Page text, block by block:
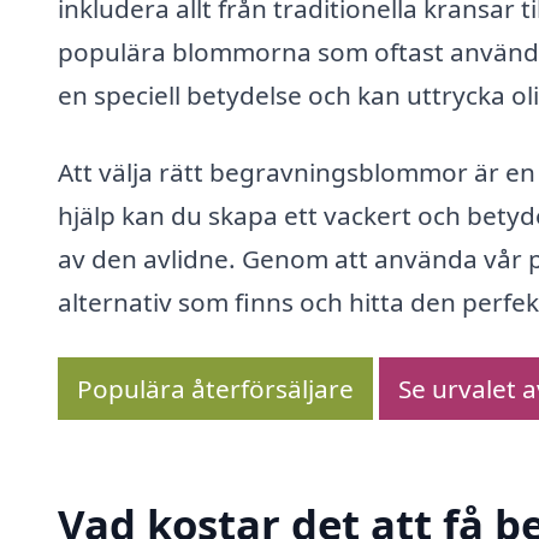
inkludera allt från traditionella kransar
populära blommorna som oftast
en speciell betydelse och kan uttrycka
Att välja rätt begravningsblommor är
hjälp kan du skapa ett vackert och
av den avlidne. Genom att använda
alternativ som finns och hitta den
Populära återförsäljare Se urvalet
Vad kostar det att få